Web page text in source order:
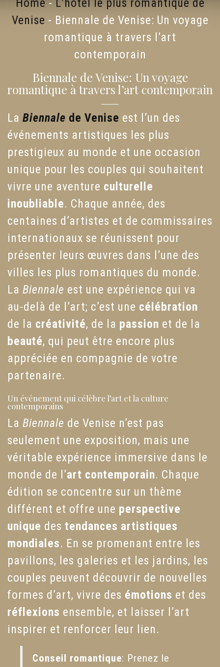
Home - L’hôtel le plus romantique de
Venise - Biennale de Venise: Un voyage
romantique à travers l’art
contemporain
Biennale de Venise: Un voyage
romantique à travers l’art contemporain
La Biennale de Venise est l’un des
événements artistiques les plus
prestigieux au monde et une occasion
unique pour les couples qui souhaitent
vivre une aventure culturelle
inoubliable. Chaque année, des
centaines d’artistes et de commissaires
internationaux se réunissent pour
présenter leurs œuvres dans l’une des
villes les plus romantiques du monde.
La Biennale est une expérience qui va
au-delà de l’art; c’est une célébration
de la créativité, de la passion et de la
beauté, qui peut être encore plus
appréciée en compagnie de votre
partenaire.
Un événement qui célèbre l’art et la culture
contemporains
La Biennale de Venise n’est pas
seulement une exposition, mais une
véritable expérience immersive dans le
monde de l’art contemporain. Chaque
édition se concentre sur un thème
différent et offre une perspective
unique des tendances artistiques
mondiales. En se promenant entre les
pavillons, les galeries et les jardins, les
couples peuvent découvrir de nouvelles
formes d’art, vivre des émotions et des
réflexions ensemble, et laisser l’art
inspirer et renforcer leur lien.
Conseil romantique: Prenez le